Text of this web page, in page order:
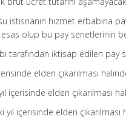
istisnanın hizmet erbabına
esas olup bu pay senetlerinin
tarafından iktisap edilen
elden çıkarılması
içerisinde elden çıkarılması
yıl içerisinde elden